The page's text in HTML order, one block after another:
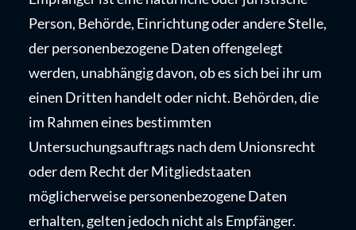
Person, Behörde, Einrichtung oder andere Stelle,
der personenbezogene Daten offengelegt
werden, unabhängig davon, ob es sich bei ihr um
einen Dritten handelt oder nicht. Behörden, die
im Rahmen eines bestimmten
Untersuchungsauftrags nach dem Unionsrecht
oder dem Recht der Mitgliedstaaten
möglicherweise personenbezogene Daten
erhalten, gelten jedoch nicht als Empfänger.